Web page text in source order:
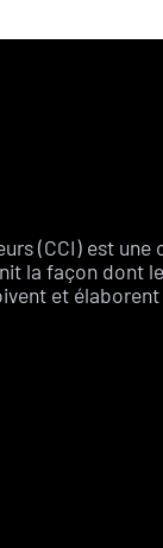
(CCI) est une
la façon dont
et élaborent